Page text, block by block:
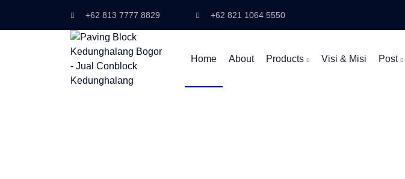
+62 813 7777 8829 +62 821 1064 5550
Home About Products Visi & Misi Post